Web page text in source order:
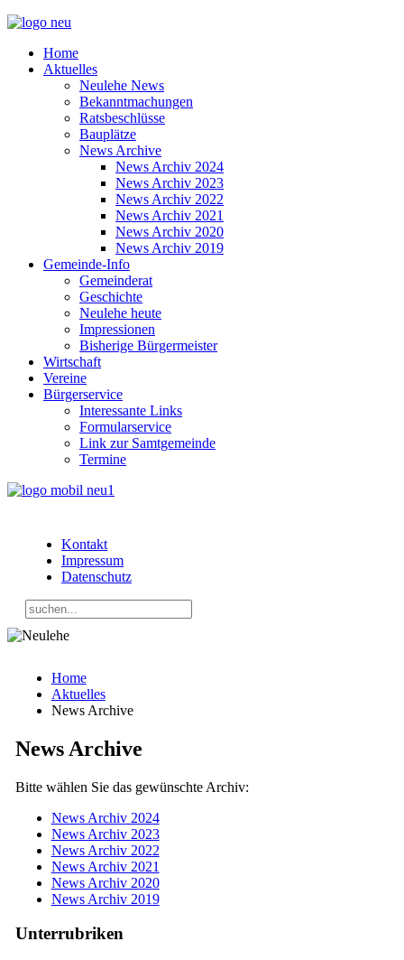
Home
Aktuelles
Neulehe News
Bekanntmachungen
Ratsbeschlüsse
Bauplätze
News Archive
News Archiv 2024
News Archiv 2023
News Archiv 2022
News Archiv 2021
News Archiv 2020
News Archiv 2019
Gemeinde-Info
Gemeinderat
Geschichte
Neulehe heute
Impressionen
Bisherige Bürgermeister
Wirtschaft
Vereine
Bürgerservice
Interessante Links
Formularservice
Link zur Samtgemeinde
Termine
Kontakt
Impressum
Datenschutz
Home
Aktuelles
News Archive
News Archive
Bitte wählen Sie das gewünschte Archiv:
News Archiv 2024
News Archiv 2023
News Archiv 2022
News Archiv 2021
News Archiv 2020
News Archiv 2019
Unterrubriken